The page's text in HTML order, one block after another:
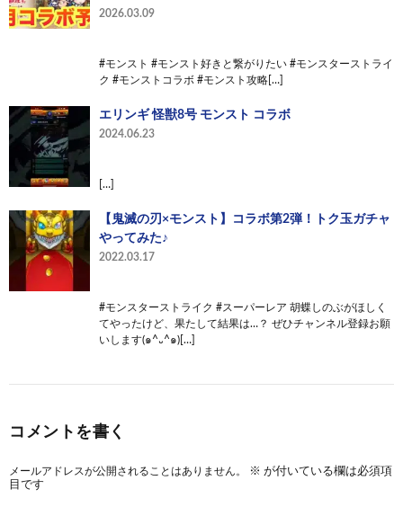
2026.03.09
#モンスト #モンスト好きと繋がりたい #モンスターストライ
ク #モンストコラボ #モンスト攻略[…]
エリンギ 怪獣8号 モンスト コラボ
2024.06.23
[…]
【鬼滅の刃×モンスト】コラボ第2弾！トク玉ガチャ
やってみた♪
2022.03.17
#モンスターストライク #スーパーレア 胡蝶しのぶがほしく
てやったけど、果たして結果は…？ ぜひチャンネル登録お願
いします(๑^᎑^๑)[…]
コメントを書く
メールアドレスが公開されることはありません。 ※ が付いている欄は必須項
目です